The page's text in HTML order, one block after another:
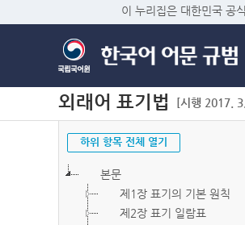
이 누리집은 대한민국 공
외래어 표기법 [시행 2017.
하위 항목 전체 열기
본문
제1장 표기의 기본 원칙
제2장 표기 일람표